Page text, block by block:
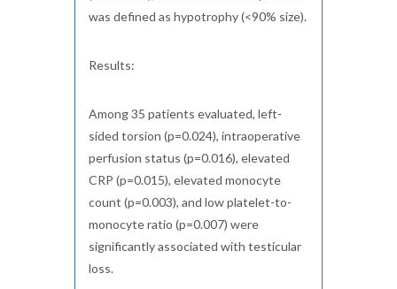
was defined as hypotrophy (<90% size).
Results:
Among 35 patients evaluated, left-
sided torsion (p=0.024), intraoperative
perfusion status (p=0.016), elevated
CRP (p=0.015), elevated monocyte
count (p=0.003), and low platelet-to-
monocyte ratio (p=0.007) were
significantly associated with testicular
loss.